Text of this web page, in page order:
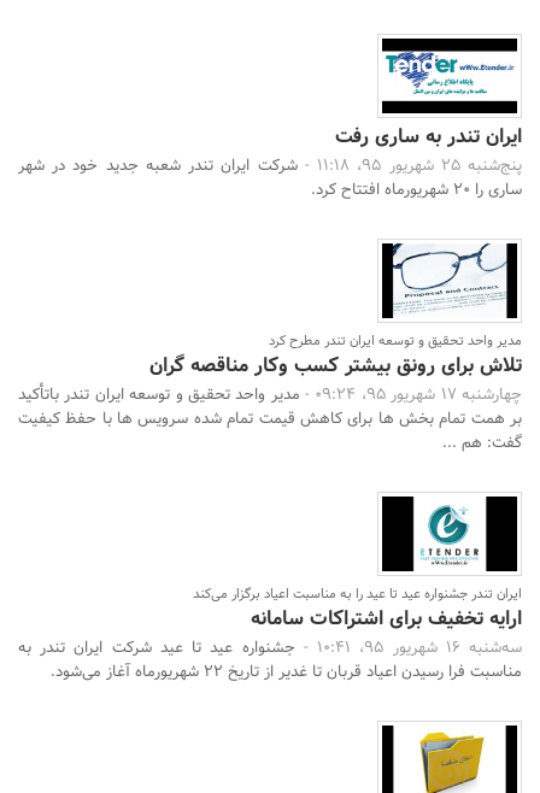
ایران تندر به ساری رفت
پنج‌شنبه 25 شهریور 95، 11:18 -
شرکت ایران تندر شعبه جدید خود در شهر
ساری را 20 شهریورماه افتتاح کرد.
مدیر واحد تحقیق و توسعه ایران تندر مطرح کرد
تلاش برای رونق بیشتر کسب وکار مناقصه گران
چهارشنبه 17 شهریور 95، 09:24 -
مدیر واحد تحقیق و توسعه ایران تندر باتأکید
بر همت تمام بخش ها برای کاهش قیمت تمام شده سرویس ها با حفظ کیفیت
گفت: هم ...
ایران تندر جشنواره عید تا عید را به مناسبت اعیاد برگزار می‌کند
ارایه تخفیف برای اشتراکات سامانه
سه‌شنبه 16 شهریور 95، 10:41 -
جشنواره عید تا عید شرکت ایران تندر به
مناسبت فرا رسیدن اعیاد قربان تا غدیر از تاریخ 22 شهریورماه آغاز می‌شود.